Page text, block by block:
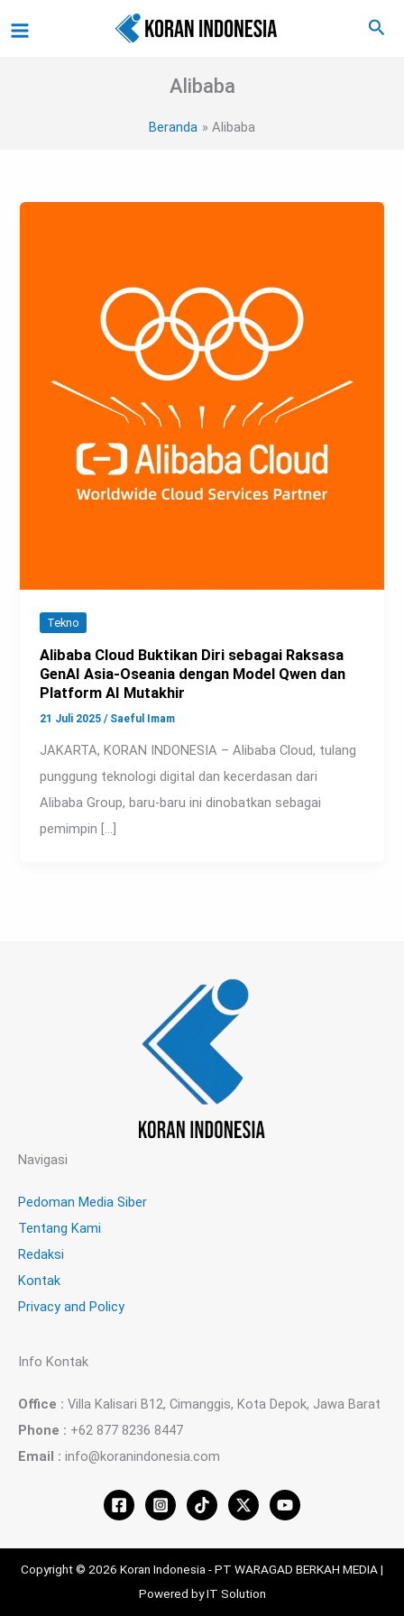
ke
Cari
Alibaba
Beranda Alibaba
Tekno
Alibaba Cloud Buktikan Diri sebagai Raksasa
GenAI Asia-Oseania dengan Model Qwen dan
Platform AI Mutakhir
21 Juli 2025/ Saeful Imam
JAKARTA, KORAN INDONESIA – Alibaba Cloud, tulang
punggung teknologi digital dan kecerdasan dari
Alibaba Group, baru-baru ini dinobatkan sebagai
pemimpin […]
Navigasi
Pedoman Media Siber
Tentang Kami
Redaksi
Kontak
Privacy and Policy
Info Kontak
Office : Villa Kalisari B12, Cimanggis, Kota Depok, Jawa Barat
Phone : +62 877 8236 8447
Email : info@koranindonesia.com
Copyright © 2026 Koran Indonesia - PT WARAGAD BERKAH MEDIA |
Powered by IT Solution